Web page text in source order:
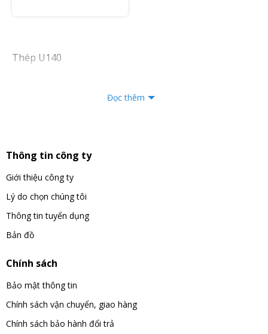
Thép U140
Đọc thêm
Thông tin công ty
Giới thiệu công ty
Lý do chọn chúng tôi
Thông tin tuyển dụng
Bản đồ
Chính sách
Bảo mật thông tin
Chính sách vận chuyển, giao hàng
Chính sách bảo hành đổi trả